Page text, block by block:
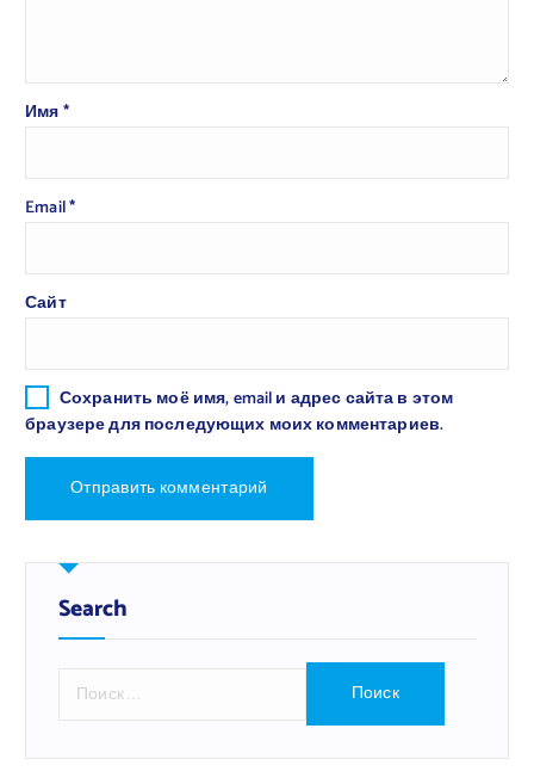
Имя*
Email*
Сайт
Сохранить моё имя, email и адрес сайта в этом
браузере для последующих моих комментариев.
Search
т